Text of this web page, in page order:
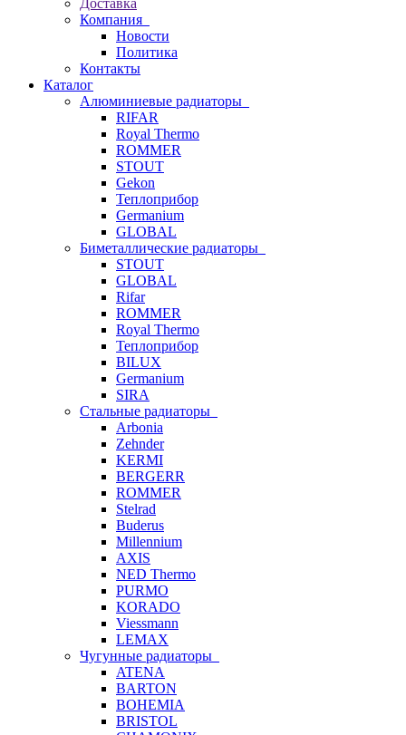
Доставка
Компания
Новости
Политика
Контакты
Каталог
Алюминиевые радиаторы
RIFAR
Royal Thermo
ROMMER
STOUT
Gekon
Теплоприбор
Germanium
GLOBAL
Биметаллические радиаторы
STOUT
GLOBAL
Rifar
ROMMER
Royal Thermo
Теплоприбор
BILUX
Germanium
SIRA
Стальные радиаторы
Arbonia
Zehnder
KERMI
BERGERR
ROMMER
Stelrad
Buderus
Millennium
AXIS
NED Thermo
PURMO
KORADO
Viessmann
LEMAX
Чугунные радиаторы
ATENA
BARTON
BOHEMIA
BRISTOL